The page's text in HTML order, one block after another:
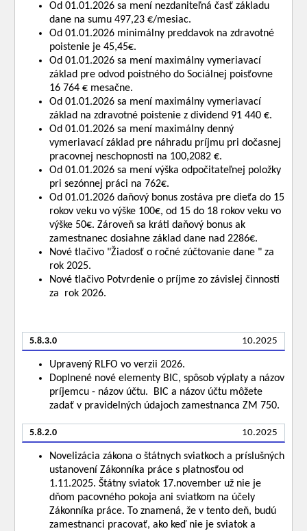
Od 01.01.2026 sa mení nezdaniteľná časť základu
dane na sumu 497,23 €/mesiac.
Od 01.01.2026 minimálny preddavok na zdravotné
poistenie je 45,45€.
Od 01.01.2026 sa mení maximálny vymeriavací
základ pre odvod poistného do Sociálnej poisťovne
16 764 € mesačne.
Od 01.01.2026 sa mení maximálny vymeriavací
základ na zdravotné poistenie z dividend 91 440 €.
Od 01.01.2026 sa mení maximálny denný
vymeriavací základ pre náhradu príjmu pri dočasnej
pracovnej neschopnosti na 100,2082 €.
Od 01.01.2026 sa mení výška odpočitateľnej položky
pri sezónnej práci na 762€.
Od 01.01.2026 daňový bonus zostáva pre dieťa do 15
rokov veku vo výške 100€, od 15 do 18 rokov veku vo
výške 50€. Zároveň sa kráti daňový bonus ak
zamestnanec dosiahne základ dane nad 2286€.
Nové tlačivo "Žiadosť o ročné zúčtovanie dane " za
rok 2025.
Nové tlačivo Potvrdenie o príjme zo závislej činnosti
za rok 2026.
5.8.3.0 10.2025
Upravený RLFO vo verzii 2026.
Doplnené nové elementy BIC, spôsob výplaty a názov
príjemcu - názov účtu. BIC a názov účtu môžete
zadať v pravidelných údajoch zamestnanca ZM 750.
5.8.2.0 10.2025
Novelizácia zákona o štátnych sviatkoch a príslušných
ustanovení Zákonníka práce s platnosťou od
1.11.2025. Štátny sviatok 17.november už nie je
dňom pacovného pokoja ani sviatkom na účely
Zákonníka práce. To znamená, že v tento deň, budú
zamestnanci pracovať, ako keď nie je sviatok a